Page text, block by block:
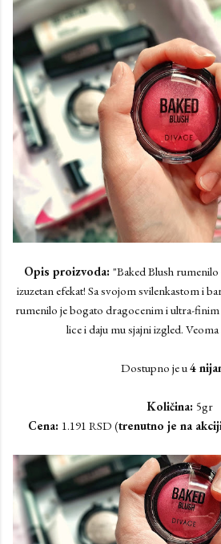
Opis proizvoda: "Baked Blush rumenilo
izuzetan efekat! Sa svojom svilenkastom i
rumenilo je bogato dragocenim i ultra-finim
lice i daju mu sjajni izgled.
Dostupno je u4
Količina: 5gr
Cena: 1.191 RSD (trenutno je na